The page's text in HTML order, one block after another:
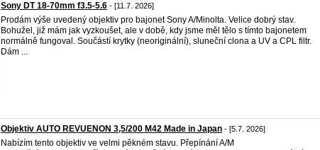
Sony DT 18-70mm f3.5-5.6 - [11.7. 2026]
Prodám výše uvedený objektiv pro bajonet Sony A/Minolta. Velice dobrý stav.
Bohužel, již mám jak vyzkoušet, ale v době, kdy jsme měl tělo s tímto bajonetem
normálně fungoval. Součástí krytky (neoriginální), sluneční clona a UV a CPL filtr.
Dám ...
Objektiv AUTO REVUENON 3,5/200 M42 Made in Japan - [5.7. 2026]
Nabízím tento objektiv ve velmi pěkném stavu. Přepínání A/M